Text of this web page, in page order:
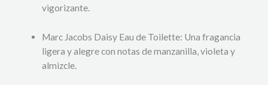
vigorizante.
Marc Jacobs Daisy Eau de Toilette: Una fragancia
ligera y alegre con notas de manzanilla, violeta y
almizcle.